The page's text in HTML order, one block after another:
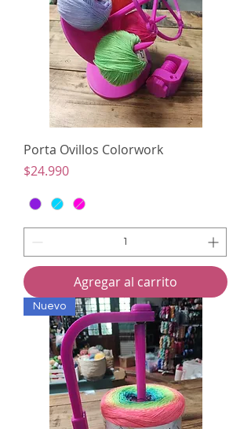
Porta Ovillos Colorwork
Precio
$24.990
Agregar al carrito
Nuevo